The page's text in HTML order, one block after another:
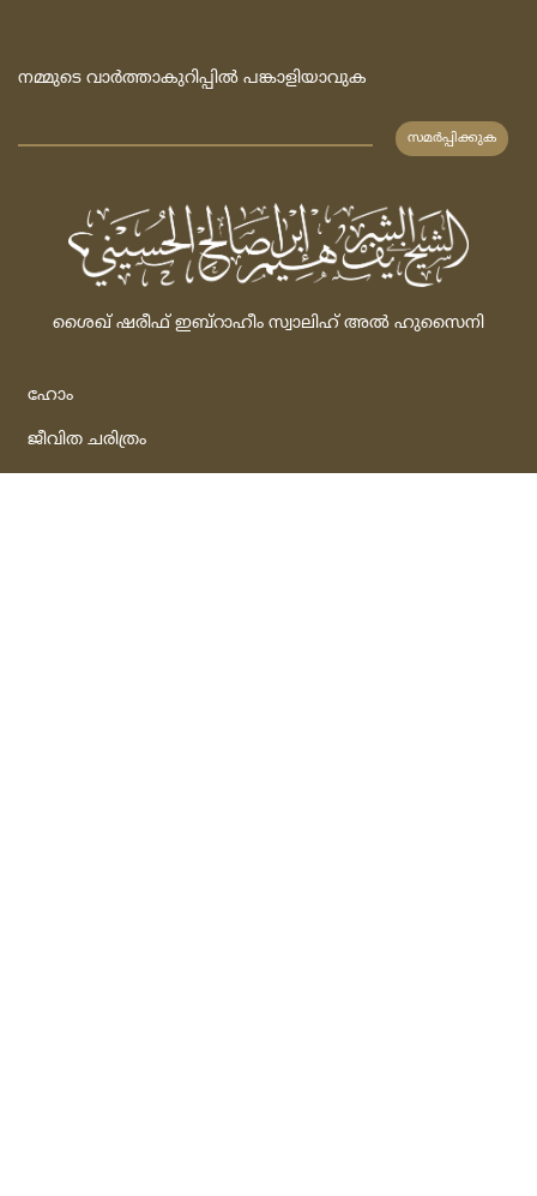
നമ്മുടെ വാര്‍ത്താകുറിപ്പില്‍ പങ്കാളിയാവുക
സമര്‍പ്പിക്കുക
ശൈഖ്‌ ഷരീഫ്‌ ഇബ്‌റാഹീം സ്വാലിഹ്‌ അല്‍ ഹുസൈനി
ഹോം
ജീവിത ചരിത്രം